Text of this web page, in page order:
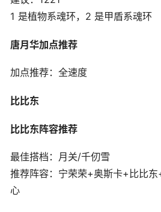
1 是植物系魂环，2 是甲盾系魂环
唐月华加点推荐
加点推荐：全速度
比比东
比比东阵容推荐
最佳搭档：月关/千仞雪
推荐阵容：宁荣荣+奥斯卡+比比
心